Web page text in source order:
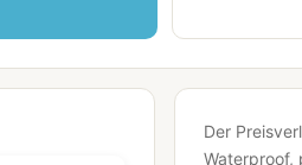
Der
Waterproof,